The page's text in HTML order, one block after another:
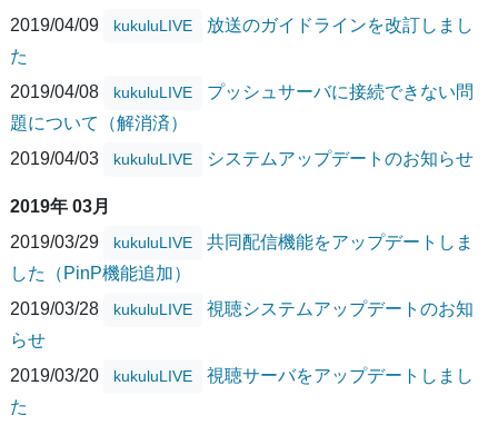
2019/04/09
kukuluLIVE
放送のガイドラインを改訂しまし
た
2019/04/08
kukuluLIVE
プッシュサーバに接続できない問
題について（解消済）
2019/04/03
kukuluLIVE システムアップデートのお知らせ
2019年 03月
2019/03/29
kukuluLIVE
共同配信機能をアップデートしま
した（PinP機能追加）
2019/03/28
kukuluLIVE
視聴システムアップデートのお知
らせ
2019/03/20
kukuluLIVE
視聴サーバをアップデートしまし
た